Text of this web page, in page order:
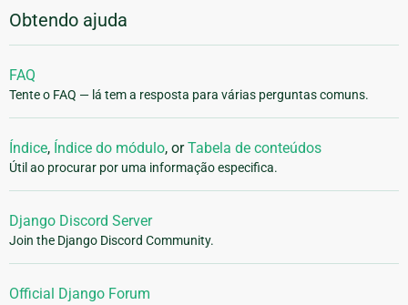
Obtendo ajuda
FAQ
Tente o FAQ — lá tem a resposta para várias perguntas comuns.
Índice, Índice do módulo, orTabela de conteúdos
Útil ao procurar por uma informação especifica.
Django Discord Server
Join the Django Discord Community.
Official Django Forum